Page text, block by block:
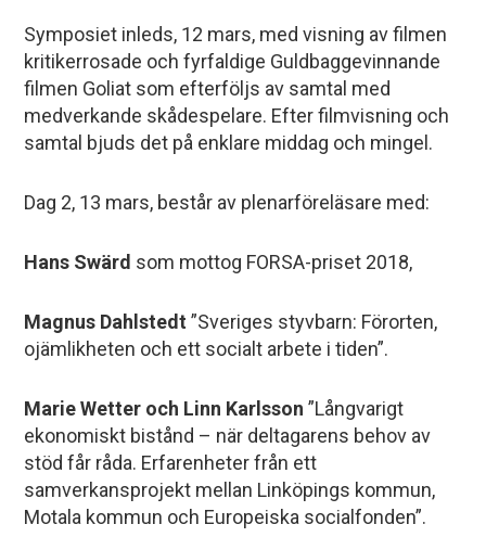
Symposiet inleds, 12 mars, med visning av filmen
kritikerrosade och fyrfaldige Guldbaggevinnande
filmen Goliat som efterföljs av samtal med
medverkande skådespelare. Efter filmvisning och
samtal bjuds det på enklare middag och mingel.
Dag 2, 13 mars, består av plenarföreläsare med:
Hans Swärd som mottog FORSA-priset 2018,
Magnus Dahlstedt ”Sveriges styvbarn: Förorten,
ojämlikheten och ett socialt arbete i tiden”.
Marie Wetter och Linn Karlsson ”Långvarigt
ekonomiskt bistånd – när deltagarens behov av
stöd får råda. Erfarenheter från ett
samverkansprojekt mellan Linköpings kommun,
Motala kommun och Europeiska socialfonden”.